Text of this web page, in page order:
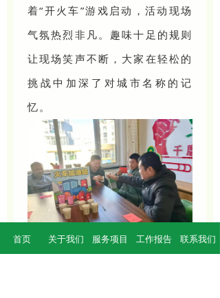
着“开火车”游戏启动，活动现场
气氛热烈非凡。趣味十足的规则
让现场笑声不断，大家在轻松的
挑战中加深了对城市名称的记
忆。
首页 关于我们 服务项目 工作报告 联系我们